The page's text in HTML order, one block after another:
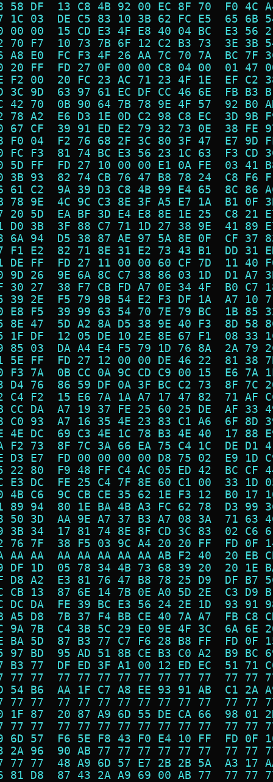
58 DF  13 C8 4B 92 00 EC 8F 70  F0
1C 03  DE C5 83 10 3B 62 FC E5  65
00 00  15 CD E3 4F E8 40 04 BC  E3
70 F7  10 73 7B 6F 12 C2 B3 73  3E
A8 E0  FC F3 4F 26 AA 7C 70 7A  BC
20 FF  FD 27 0F 00 00 C8 04 00  01
F2 00  20 FC 23 AC 71 23 4F 1E  EF
3C 9D  63 97 61 EC DF CC 46 6E  FB
42 70  0B 90 64 7B 78 9E 4F 57  92
78 A2  E6 D3 1E 0D C2 98 C8 EC  3D
67 CF  39 91 ED E2 79 32 73 0E  38
F0 04  F2 76 68 2F 3C 80 3F 47  E7
FC F3  81 74 BC E3 56 23 1C 63  F3
5D FF  FD 27 10 00 00 E1 0A FE  03
3B 93  82 74 CB 76 47 B8 78 24  C8
61 C2  9A 39 D3 C8 4B 99 E4 65  8C
78 9E  4C 9C C3 8E 3F A5 E7 1A  B1
20 5D  EA BF 3D E4 E8 8E 1E 25  C8
D0 3B  3F 88 C7 71 1D 27 38 9E  41
6A 94  D5 38 87 AE 97 5A 8E 0F  CF
F1 E2  82 71 8E 31 E2 73 43 B1  DD
DE FF  FD 27 11 00 00 60 CF 7D  11
9D 26  9E 6A 8C C7 38 86 03 1D  D1
30 27  38 F7 CB FD A7 0E 34 4F  B0
39 2E  F5 79 9B 54 E2 F3 DF 1A  A7
E8 F5  39 99 63 54 70 7E 79 BC  1B
8E 47  5D A2 8A D5 38 9E 40 F3  8D
1F DF  12 05 DE 10 2E 8E 67 F1  08
85 03  DA A4 E4 F5 79 1D 76 8A  2A
5E FF  FD 27 12 00 00 DE 46 22  81
F3 7A  0B CC 0A 9C CD C9 00 15  E6
D4 76  86 59 DF 0A 3F BC C2 73  8F
C4 F2  15 E6 7A 1A A7 17 47 82  71
CC DA  A7 19 37 FE 25 60 25 DE  AF
C0 93  A7 16 35 4E 23 83 C1 A6  6F
4E DC  69 C3 4E 1C 78 B3 4E 40  17
F2 73  8F 7C 3A 66 EA 75 C4 1C  DE
D3 E7  FD 00 00 00 00 D8 75 02  E9
22 80  F9 48 FF C4 AC 05 ED 42  BC
E3 DC  FE 25 C4 7F 8E 60 C1 00  33
4B C6  9C CB CE 35 62 1E F3 12  B0
89 94  80 1E BA 4B A3 FC 62 78  D3
50 3D  AA 9E A7 37 B3 A7 08 3A  71
3B 34  17 81 74 8E 8F CD 3C 83  02
76 7F  38 F5 03 9C A4 20 20 FF  FD
AA AA  AA AA AA AA AA AB F2 40  20
DF 1D  05 78 34 4B 73 68 39 20  20
D8 A2  E3 81 76 47 B8 78 25 D9  DF
CB 13  87 6E 14 7B 0E A0 5D 2E  C3
DC DA  FE 39 BC E3 56 24 2E 1D  93
A5 D8  7B 37 F4 BB CE 40 7A A7  FB
9A 7B  C4 3B 5C 29 E0 9E 4F 3C  6A
BA 5D  87 B3 77 C7 F6 28 B8 FF  FD
97 BD  95 AD 51 8B CE B3 C0 A2  B9
B3 77  DF ED 3F A1 00 12 ED EC  51
77 77  77 77 77 77 77 77 77 77  77
54 B6  AA 1F C7 A8 EE 93 91 AB  C1
77 77  77 77 77 77 77 77 77 77  77
1F 87  20 87 A9 6D 55 DE CA 66  98
77 77  77 77 77 77 77 77 77 77  77
6D 57  F6 5E F8 43 F0 E4 10 FF  FD
2A 96  90 AB 77 77 77 77 77 77  77
77 77  48 A9 6D 57 E7 2B 2B 5A  A3
81 D8  87 43 2A A9 69 00 AB 77  77